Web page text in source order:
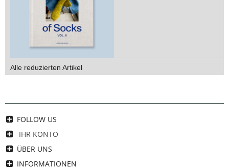
Alle reduzierten Artikel
FOLLOW US
IHR KONTO
ÜBER UNS
INFORMATIONEN